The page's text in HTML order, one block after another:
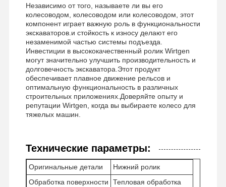
Главная
Страница
Продукция Ролики VR - Шоу
Независимо от того, называете ли вы его
колесоводом, колесоводом или колесоводом, этот
компонент играет важную роль в функциональности
экскаваторов.и стойкость к износу делают его
незаменимой частью системы подъезда.
Инвестиции в высококачественный ролик Wirtgen
могут значительно улучшить производительность и
долговечность экскаватора.Этот продукт
обеспечивает плавное движение рельсов и
оптимальную функциональность в различных
строительных приложениях.Доверяйте опыту и
репутации Wirtgen, когда вы выбираете колесо для
тяжелых машин.
Технические параметры:
Оригинальные детали
Нижний ролик
Обработка поверхности
Тепловая обработка